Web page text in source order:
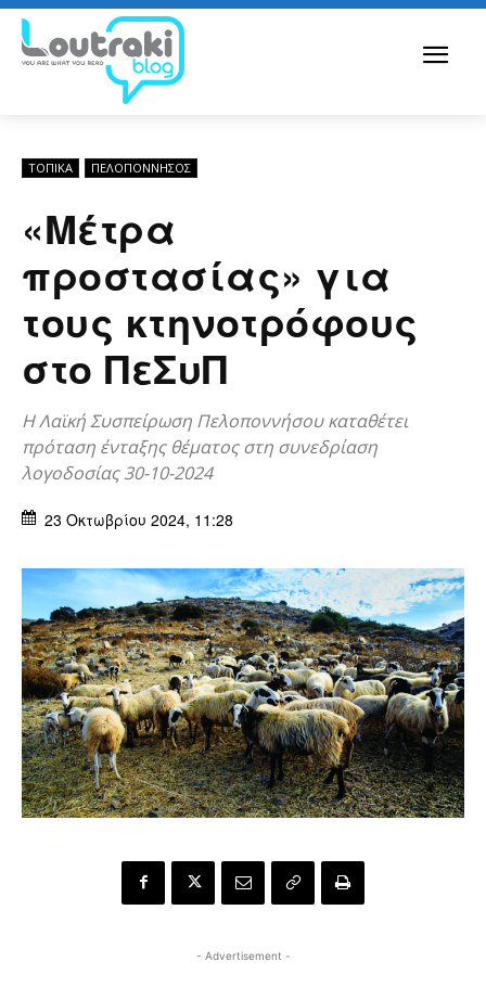
ΤΟΠΙΚΑ ΠΕΛΟΠΌΝΝΗΣΟΣ
«Μέτρα
προστασίας» για
τους κτηνοτρόφους
στο ΠεΣυΠ
Η Λαϊκή Συσπείρωση Πελοποννήσου καταθέτει
πρόταση ένταξης θέματος στη συνεδρίαση
λογοδοσίας 30-10-2024
23 Οκτωβρίου 2024, 11:28
- Advertisement -